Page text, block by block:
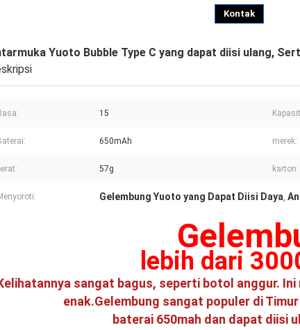
Kontak
Yuoto Bubble Type C yang dapat diisi ulang,
15
650mAh merek:
57g karton:
Gelembung Yuoto yang Dapat Diisi Daya,
lebih dari
sangat bagus, seperti botol anggur.
enak.Gelembung sangat populer di
baterai 650mah dan dapat diisi